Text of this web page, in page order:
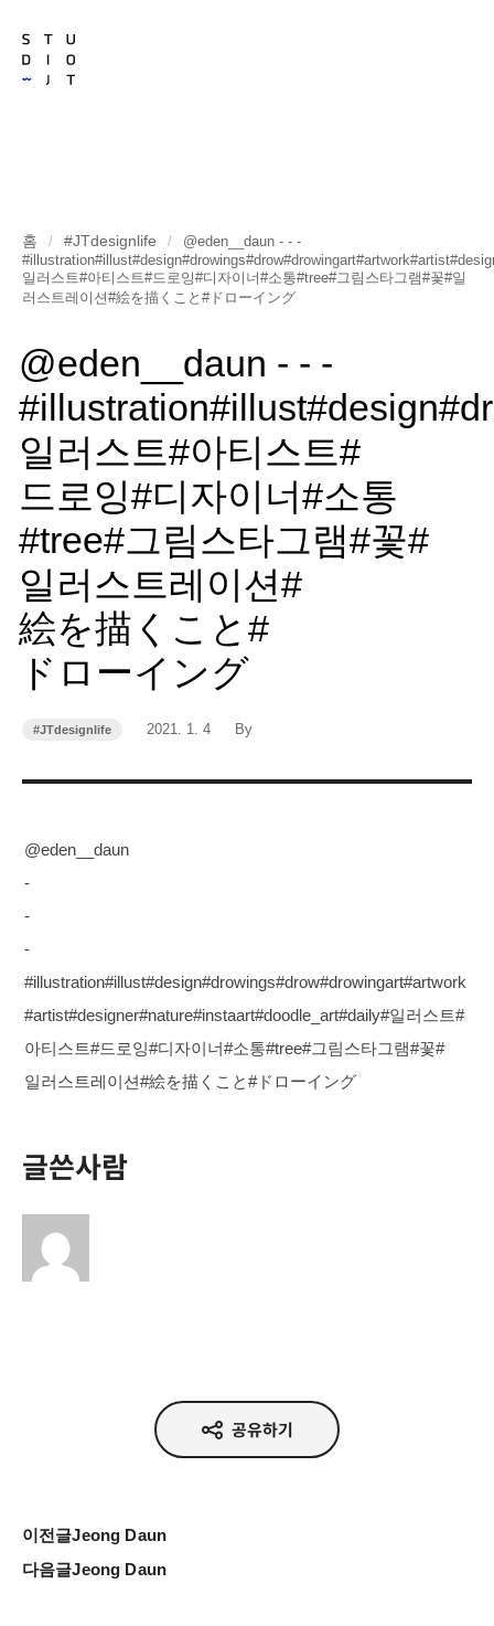
홈 / #JTdesignlife /
@eden__daun - - -
일러스트#아티스트#드로잉#디자이너#소통#tree#그림스타그램#꽃#일
러스트레이션#絵を描くこと#ドローイング
@eden__daun - - -
일러스트#아티스트#
드로잉#디자이너#소통
#tree#그림스타그램#꽃#
일러스트레이션#
絵を描くこと#
ドローイング
카
리
#JTdesignlife
작
2021. 1. 4
작
By
@eden__daun
-
-
-
#illustration#illust#design#drowings#drow#drowingart#artwork
#artist#designer#nature#instaart#doodle_art#daily#일러스트#
아티스트#드로잉#디자이너#소통#tree#그림스타그램#꽃#
일러스트레이션#絵を描くこと#ドローイング
글쓴사람
공유하기
이전글Jeong Daun
다음글Jeong Daun